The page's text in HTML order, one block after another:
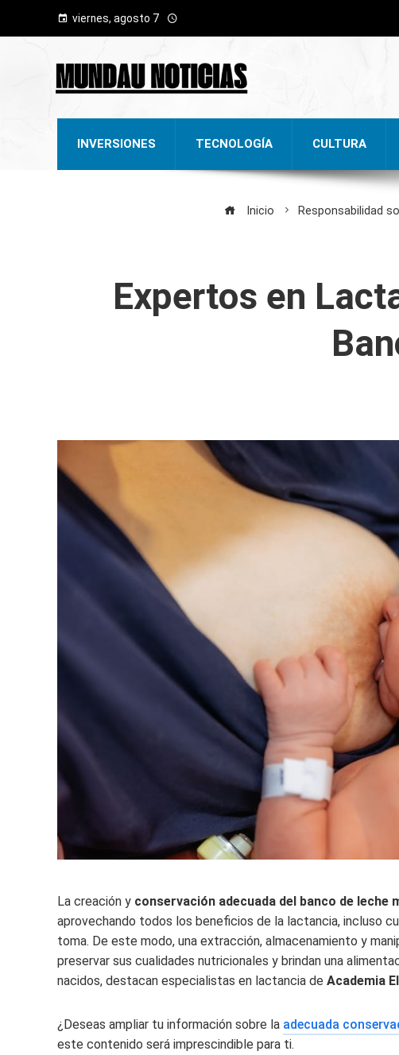
viernes, agosto 7
INVERSIONES TECNOLOGÍA CULTURA
Inicio Responsabilidad
Expertos en
La creación y conservación adecuada del banco de leche
aprovechando todos los beneficios de la lactancia, incluso
toma. De este modo, una extracción, almacenamiento y
preservar sus cualidades nutricionales y brindan una
nacidos, destacan especialistas en lactancia de Academia
¿Deseas ampliar tu información sobre la adecuada
este contenido será imprescindible para ti.